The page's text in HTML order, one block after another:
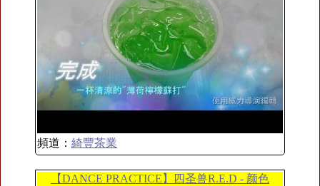
頻道： 綺豐茶業
【DANCE PRACTICE】四圣兽R.E.D - 颜色